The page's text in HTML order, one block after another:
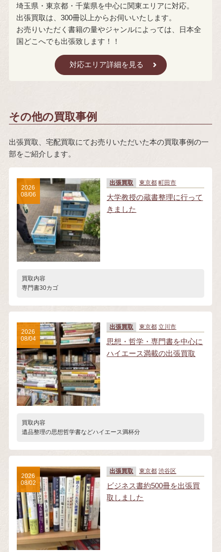
埼玉県・東京都・千葉県を中心に関東エリアに対応。
出張買取は、300冊以上からお伺いいたします。
お売りいただく書籍の量やジャンルによっては、日本全
国どこへでも出張致します！！
対応エリア詳細を見る
その他の買取事例
出張買取、宅配買取にてお売りいただいた本の買取事例の一
部をご紹介します。
出張買取 東京都 町田市
大学教授の蔵書整理に行って
きました
買取内容
専門書30カゴ
2026
08/06
出張買取 東京都 立川市
思想・哲学・専門書を中心に
ハイエース満載の出張買取
買取内容
遺品整理の思想哲学書などハイエース満杯分
2026
08/04
出張買取 東京都 渋谷区
ビジネス書約500冊を出張買
取しました
2026
08/02